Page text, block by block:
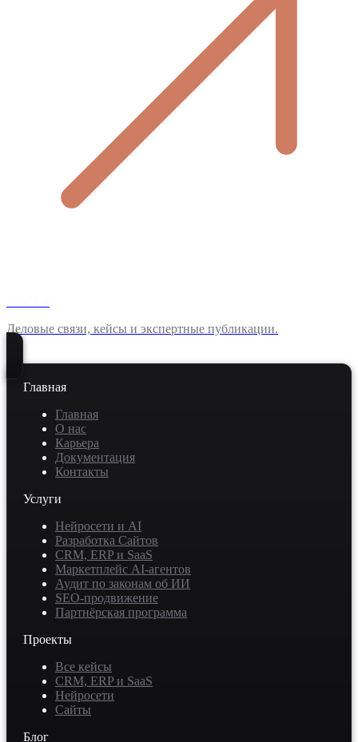
Деловые связи, кейсы и экспертные публикации.
Главная
Главная
О нас
Карьера
Документация
Контакты
Услуги
Нейросети и AI
Разработка Сайтов
CRM, ERP и SaaS
Маркетплейс AI-агентов
Аудит по законам об ИИ
SEO-продвижение
Партнёрская программа
Проекты
Все кейсы
CRM, ERP и SaaS
Нейросети
Сайты
Блог